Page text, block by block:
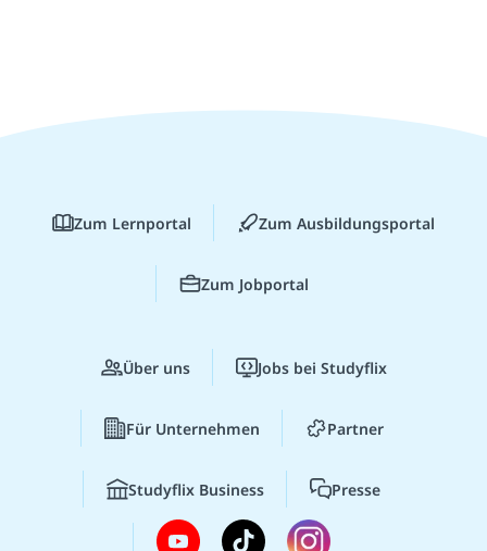
Zum Lernportal Zum Ausbildungsportal
Zum Jobportal
Über uns Jobs bei Studyflix
Für Unternehmen Partner
Studyflix Business Presse